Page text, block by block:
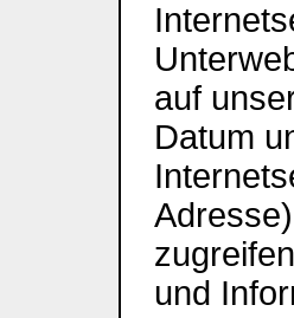
auf
Datum
und